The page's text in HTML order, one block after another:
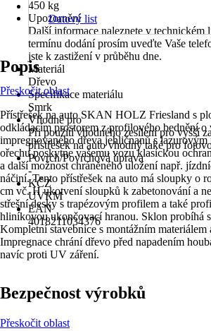
450 kg
Upozornění
Další informace naleznete v technickém
termínu dodání prosím uveďte Vaše
jste k zastižení v průběhu dne.
Materiál
Dřevo
Specifikace materiálu
Smrk
Vhodné pro
Při použití vhodného zesílení pro vyšší
přístřešek na auto vhodný také pro
Povrch/Povrchová úprava
-
KČZ
UVRM
EAN
4018211034376
Datový list
Popis
Přeskočit oblast
Přístřešek na auto SKAN HOLZ Friesland s
odkládacím prostorem z profilového bednění o
impregnovaného dřeva jehličnanů s lazurovým
ořechu poskytne vašemu vozu klasickou
a další možnost chráněného uložení např.
náčiní. Tento přístřešek na auto má sloupky o
cm vč. H ukotvení sloupků k zabetonování a
střešní desky s trapézovým profilem a také
hliníkovou ukončovací hranou. Sklon probíhá
Kompletní stavebnice s montážním materiálem
Impregnace chrání dřevo před napadením
navíc proti UV záření.
Bezpečnost výrobků
Přeskočit oblast